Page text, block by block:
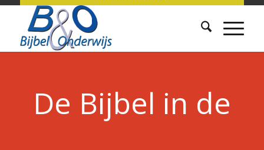
De Bijbel in de